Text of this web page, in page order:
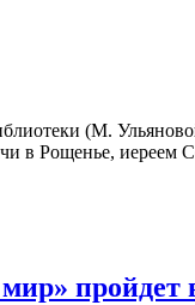
(М.
в Рощенье,
пройдет